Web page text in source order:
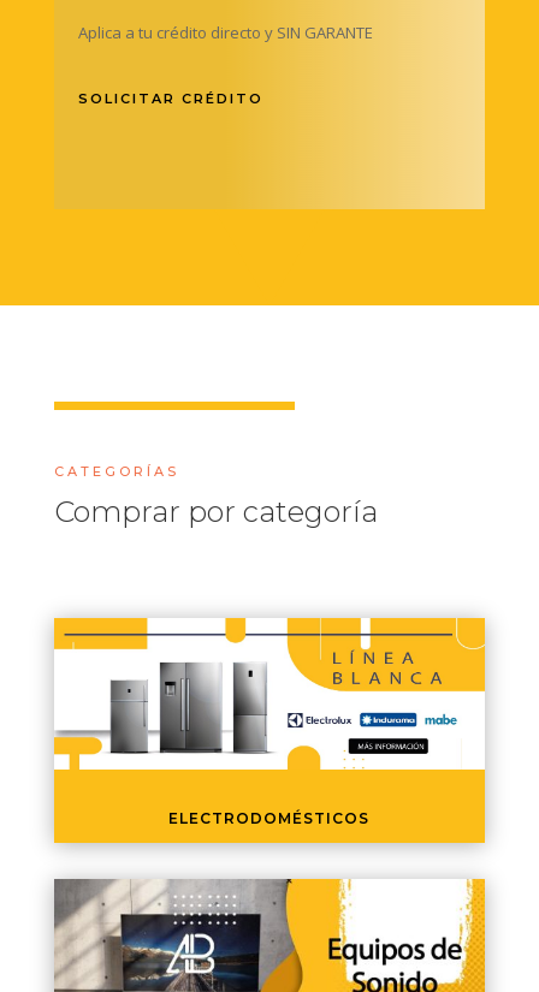
Aplica a tu crédito directo y SIN GARANTE
SOLICITAR CRÉDITO
CATEGORÍAS
Comprar por categoría
ELECTRODOMÉSTICOS